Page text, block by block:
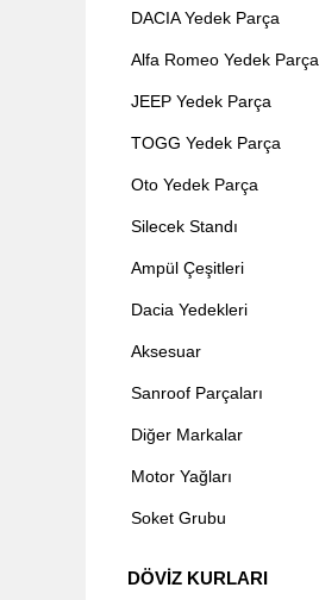
DACIA Yedek Parça
Alfa Romeo Yedek Parça
JEEP Yedek Parça
TOGG Yedek Parça
Oto Yedek Parça
Silecek Standı
Ampül Çeşitleri
Dacia Yedekleri
Aksesuar
Sanroof Parçaları
Diğer Markalar
Motor Yağları
Soket Grubu
DÖVIZ KURLARI